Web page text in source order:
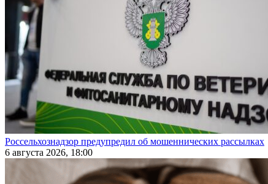
Россельхознадзор предупредил об мошеннических рассылках
6 августа 2026, 18:00